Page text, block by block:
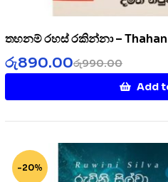
තහනම් රහස් රකින්නා –
රු990.00
රු890.00
Add
-20%